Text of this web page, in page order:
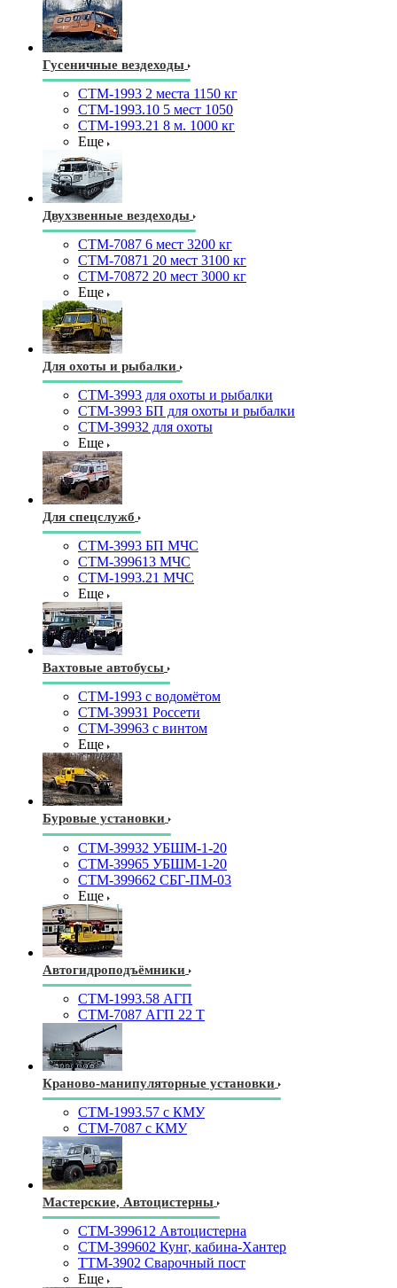
Гусеничные вездеходы
СТМ-1993 2 места 1150 кг
СТМ-1993.10 5 мест 1050
СТМ-1993.21 8 м. 1000 кг
Еще
Двухзвенные вездеходы
СТМ-7087 6 мест 3200 кг
СТМ-70871 20 мест 3100 кг
СТМ-70872 20 мест 3000 кг
Еще
Для охоты и рыбалки
СТМ-3993 для охоты и рыбалки
СТМ-3993 БП для охоты и рыбалки
СТМ-39932 для охоты
Еще
Для спецслужб
СТМ-3993 БП МЧС
СТМ-399613 МЧС
СТМ-1993.21 МЧС
Еще
Вахтовые автобусы
СТМ-1993 с водомётом
СТМ-39931 Россети
СТМ-39963 с винтом
Еще
Буровые установки
СТМ-39932 УБШМ-1-20
СТМ-39965 УБШМ-1-20
СТМ-399662 СБГ-ПМ-03
Еще
Автогидроподъёмники
СТМ-1993.58 АГП
СТМ-7087 АГП 22 Т
Краново-манипуляторные установки
CTM-1993.57 с КМУ
СТМ-7087 с КМУ
Мастерские, Автоцистерны
СТМ-399612 Автоцистерна
СТМ-399602 Кунг, кабина-Хантер
ТТМ-3902 Сварочный пост
Еще